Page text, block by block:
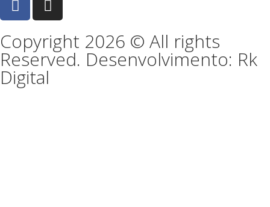
Copyright 2026 © All rights
Reserved. Desenvolvimento: Rk
Digital